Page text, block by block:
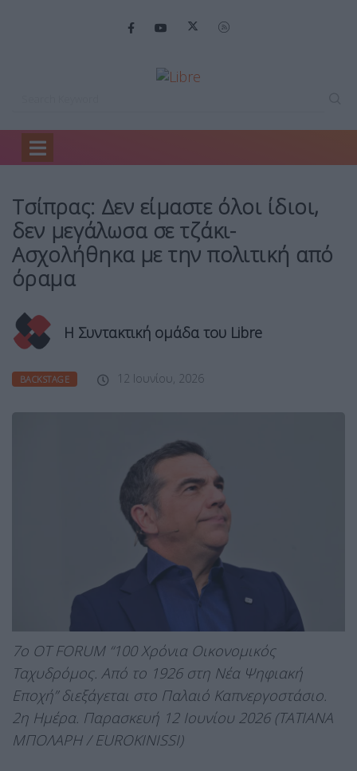
Home
Τσίπρας: Δεν είμαστε όλοι ίδιοι,
δεν μεγάλωσα σε τζάκι-
Ασχολήθηκα με την πολιτική από
όραμα
Η Συντακτική ομάδα του Libre
BACKSTAGE 12 Ιουνίου, 2026
7ο ΟΤ FORUM “100 Χρόνια Οικονομικός
Ταχυδρόμος. Από το 1926 στη Νέα Ψηφιακή
Εποχή” διεξάγεται στο Παλαιό Καπνεργοστάσιο.
2η Ημέρα. Παρασκευή 12 Ιουνίου 2026 (ΤΑΤΙΑΝΑ
ΜΠΟΛΑΡΗ / EUROKINISSI)